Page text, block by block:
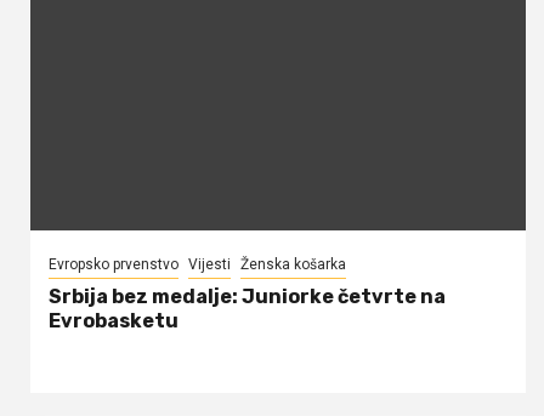
Evropsko prvenstvo Vijesti Ženska košarka
Srbija bez medalje: Juniorke četvrte na
Evrobasketu